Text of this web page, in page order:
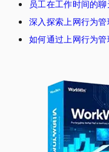
员工在工作时间的
深入探索上网行为
如何通过上网行为